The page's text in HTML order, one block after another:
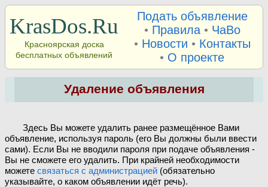
KrasDos.Ru
Красноярская доска
бесплатных объявлений
Подать объявление
• Правила• ЧаВо
• Новости • Контакты
• О проекте
Удаление объявления
Здесь Вы можете удалить ранее размещённое Вами
объявление, используя пароль (его Вы должны были ввести
сами). Если Вы не вводили пароля при подаче объявления -
Вы не сможете его удалить. При крайней необходимости
можете связаться с администрацией(обязательно
указывайте, о каком объявлении идёт речь).